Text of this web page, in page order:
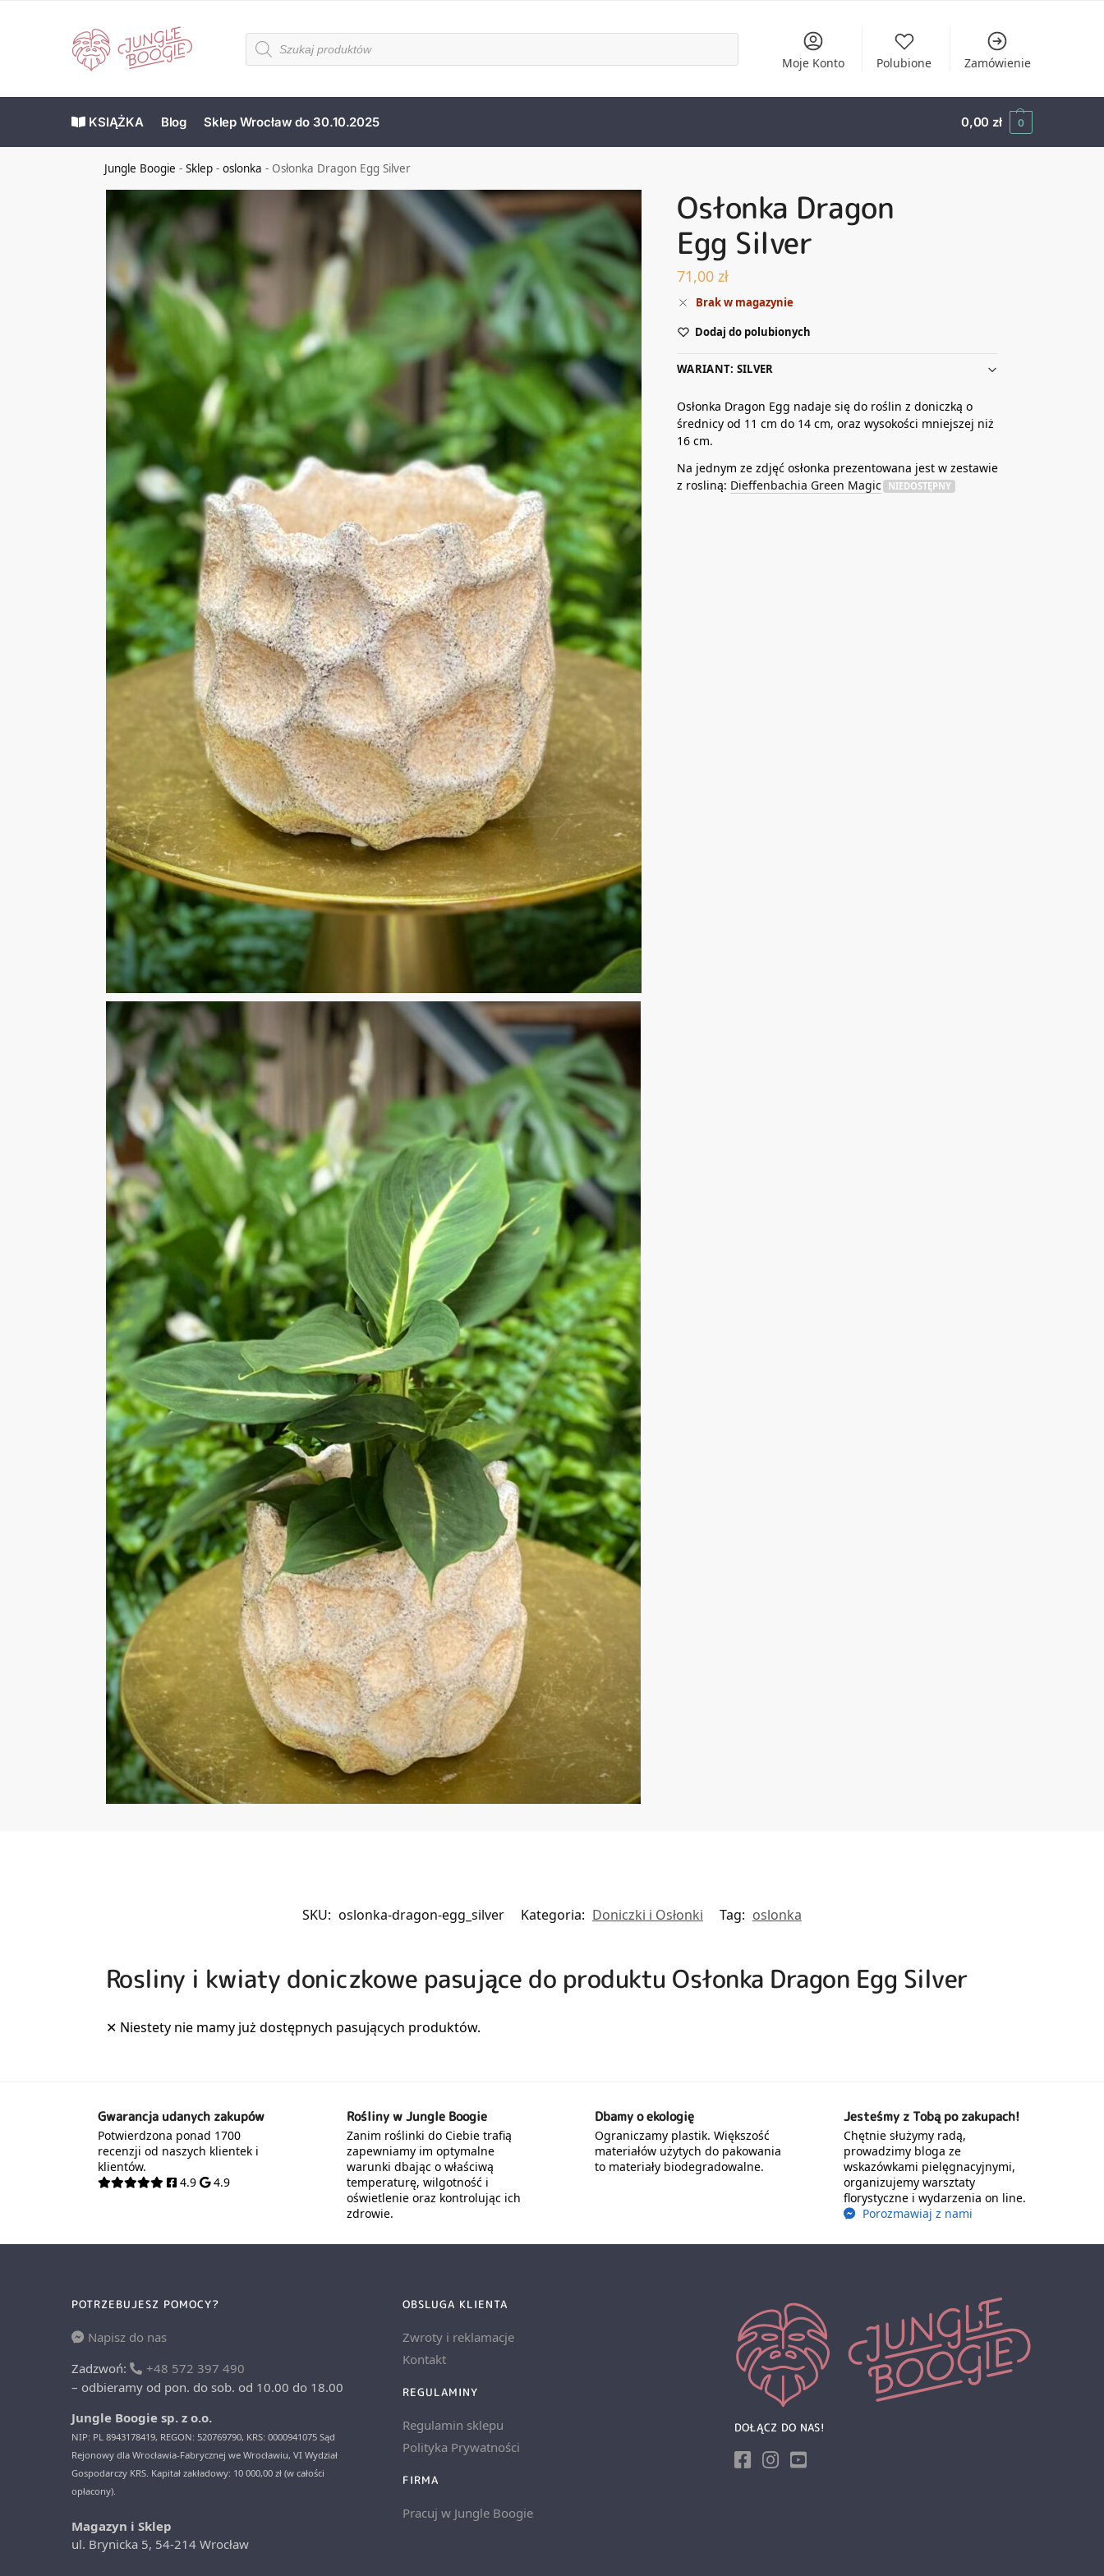
Moje Konto Polubione Zamówienie
KSIĄŻKA Blog Sklep Wrocław do 30.10.2025 0,00 zł 0
Jungle Boogie -Sklep -oslonka - Osłonka Dragon Egg Silver
Osłonka Dragon
Egg Silver
71,00 zł
Brak w magazynie
Dodaj do polubionych
WARIANT: SILVER
Osłonka Dragon Egg nadaje się do roślin z doniczką o
średnicy od 11 cm do 14 cm, oraz wysokości mniejszej niż
16 cm.
Na jednym ze zdjęć osłonka prezentowana jest w zestawie
z rosliną: Dieffenbachia Green Magic NIEDOSTĘPNY
SKU: oslonka-dragon-egg_silver Kategoria: Doniczki i Osłonki Tag: oslonka
Rosliny i kwiaty doniczkowe pasujące do produktu Osłonka Dragon Egg Silver
Gwarancja udanych zakupów
Potwierdzona ponad 1700
recenzji od naszych klientek i
klientów.
4.9
4.9
Rośliny w Jungle Boogie
Zanim roślinki do Ciebie trafią
zapewniamy im optymalne
warunki dbając o właściwą
temperaturę, wilgotność i
oświetlenie oraz kontrolując ich
zdrowie.
Dbamy o ekologię
Ograniczamy plastik. Większość
materiałów użytych do pakowania
to materiały biodegradowalne.
Jesteśmy z Tobą po zakupach!
Chętnie służymy radą,
prowadzimy bloga ze
wskazówkami pielęgnacyjnymi,
organizujemy warsztaty
florystyczne i wydarzenia on line.
Porozmawiaj z nami
POTRZEBUJESZ POMOCY?
Napisz do nas
Zadzwoń:
+48 572 397 490
– odbieramy od pon. do sob. od 10.00 do 18.00
Jungle Boogie sp. z o.o.
NIP: PL 8943178419, REGON: 520769790, KRS: 0000941075 Sąd
Rejonowy dla Wrocławia-Fabrycznej we Wrocławiu, VI Wydział
Gospodarczy KRS. Kapitał zakładowy: 10 000,00 zł (w całości
opłacony).
Magazyn i Sklep
ul. Brynicka 5, 54-214 Wrocław
OBSLUGA KLIENTA
Zwroty i reklamacje
Kontakt
REGULAMINY
Regulamin sklepu
Polityka Prywatności
FIRMA
Pracuj w Jungle Boogie
DOŁĄCZ DO NAS!